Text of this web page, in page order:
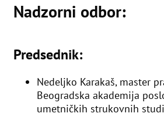
Nadzorni odbor:
Predsednik:
Nedeljko Karakaš, master
Beogradska akademija
umetničkih strukovnih